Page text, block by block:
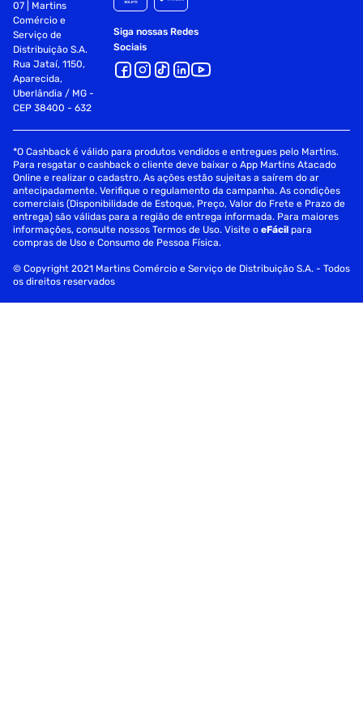
07 | Martins
Comércio e
Serviço de
Distribuição S.A.
Rua Jataí, 1150,
Aparecida,
Uberlândia / MG -
CEP 38400 - 632
Siga nossas Redes
Sociais
*O Cashback é válido para produtos vendidos e entregues pelo Martins.
Para resgatar o cashback o cliente deve baixar o App Martins Atacado
Online e realizar o cadastro. As ações estão sujeitas a saírem do ar
antecipadamente. Verifique o regulamento da campanha. As condições
comerciais (Disponibilidade de Estoque, Preço, Valor do Frete e Prazo de
entrega) são válidas para a região de entrega informada. Para maiores
informações, consulte nossos Termos de Uso. Visite oeFácil para
compras de Uso e Consumo de Pessoa Física.
© Copyright 2021 Martins Comércio e Serviço de Distribuição S.A. - Todos
os direitos reservados